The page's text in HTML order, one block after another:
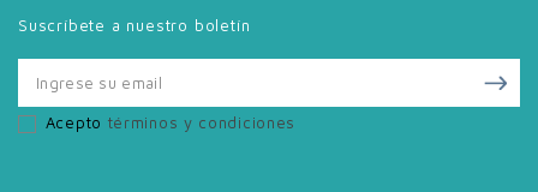
Suscríbete a nuestro boletín
Acepto términos y condiciones